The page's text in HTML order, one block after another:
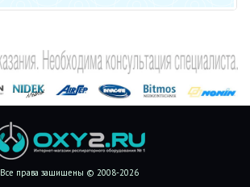
Все права защищены © 2008-2026